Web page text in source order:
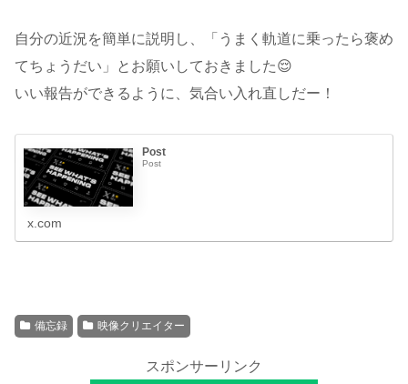
自分の近況を簡単に説明し、「うまく軌道に乗ったら褒め
てちょうだい」とお願いしておきました😌
いい報告ができるように、気合い入れ直しだー！
Post
Post
x.com
備忘録 映像クリエイター
スポンサーリンク